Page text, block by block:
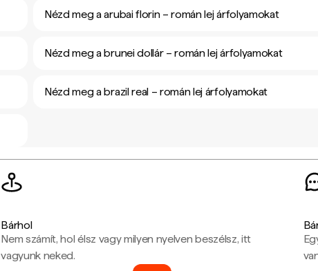
Nézd meg a arubai florin – román lej árfolyamokat
Nézd meg a brunei dollár – román lej árfolyamokat
Nézd meg a brazil real – román lej árfolyamokat
Bárhol
Nem számít, hol élsz vagy milyen nyelven beszélsz, itt
vagyunk neked.